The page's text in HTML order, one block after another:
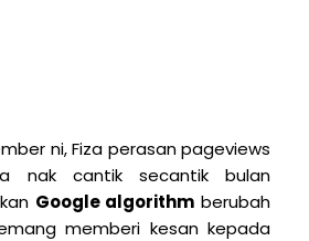
ni, Fiza perasan pageviews
nak cantik secantik bulan
Google algorithm berubah
memberi kesan kepada